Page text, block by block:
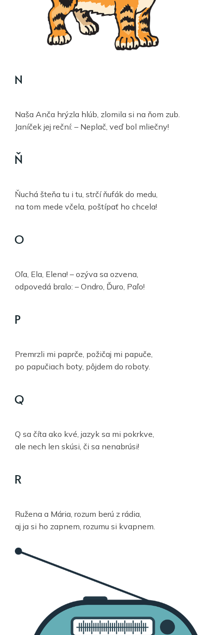
N
Naša Anča hrýzla hlúb, zlomila si na ňom zub.
Janíček jej reční: – Neplač, veď bol mliečny!
Ň
Ňuchá šteňa tu i tu, strčí ňufák do medu,
na tom mede včela, poštípať ho chcela!
O
Oľa, Ela, Elena! – ozýva sa ozvena,
odpovedá bralo: – Ondro, Ďuro, Paľo!
P
Premrzli mi paprče, požičaj mi papuče,
po papučiach boty, pôjdem do roboty.
Q
Q sa číta ako kvé, jazyk sa mi pokrkve,
ale nech len skúsi, či sa nenabrúsi!
R
Ružena a Mária, rozum berú z rádia,
aj ja si ho zapnem, rozumu si kvapnem.